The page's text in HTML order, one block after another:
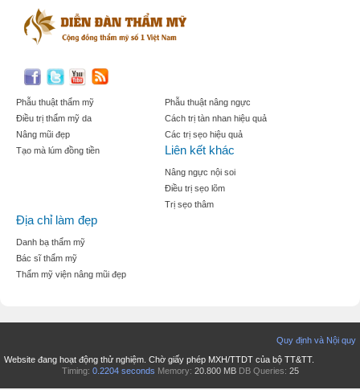
Phẫu thuật thẩm mỹ
Điều trị thẩm mỹ da
Nâng mũi đẹp
Tạo mà lúm đồng tiền
Phẫu thuật nâng ngực
Cách trị tàn nhan hiệu quả
Các trị sẹo hiệu quả
Liên kết khác
Nâng ngực nội soi
Điều trị sẹo lõm
Trị sẹo thâm
Địa chỉ làm đẹp
Danh bạ thẩm mỹ
Bác sĩ thẩm mỹ
Thẩm mỹ viện nâng mũi đẹp
Quy định và Nội quy
Website đang hoạt động thử nghiệm. Chờ giấy phép MXH/TTDT của bộ TT&TT.
Timing: 0.2204 seconds Memory: 20.800 MB DB Queries: 25